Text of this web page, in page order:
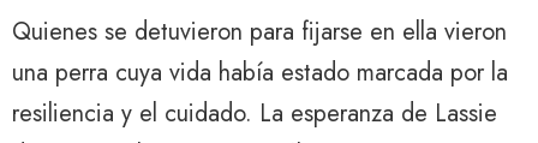
Quienes se detuvieron para fijarse en ella vieron
una perra cuya vida había estado marcada por la
resiliencia y el cuidado. La esperanza de Lassie